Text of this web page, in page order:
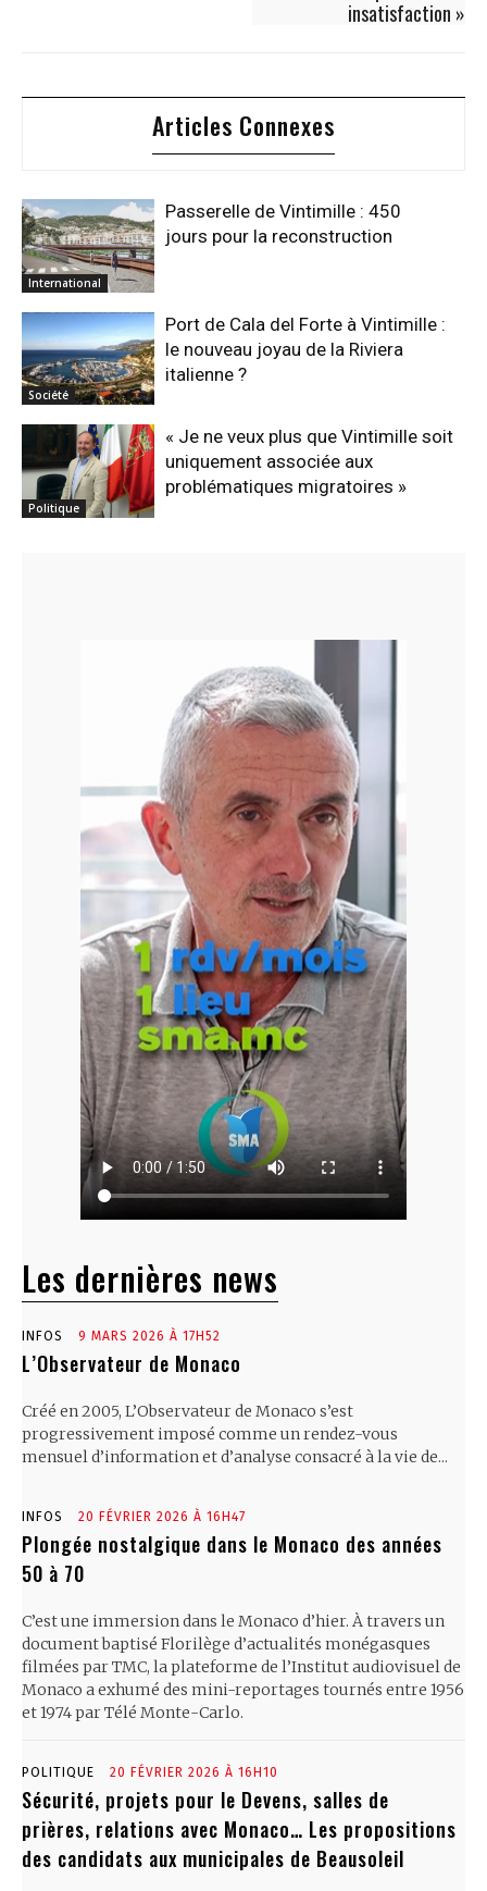
insatisfaction »
Articles Connexes
International
Passerelle de Vintimille : 450
jours pour la reconstruction
Société
Port de Cala del Forte à Vintimille :
le nouveau joyau de la Riviera
italienne ?
Politique
« Je ne veux plus que Vintimille soit
uniquement associée aux
problématiques migratoires »
Les dernières news
INFOS 9 MARS 2026 À 17H52
L’Observateur de Monaco
Créé en 2005, L’Observateur de Monaco s’est
progressivement imposé comme un rendez-vous
mensuel d’information et d’analyse consacré à la vie de...
INFOS 20 FÉVRIER 2026 À 16H47
Plongée nostalgique dans le Monaco des années
50 à 70
C’est une immersion dans le Monaco d’hier. À travers un
document baptisé Florilège d’actualités monégasques
filmées par TMC, la plateforme de l’Institut audiovisuel de
Monaco a exhumé des mini-reportages tournés entre 1956
et 1974 par Télé Monte-Carlo.
POLITIQUE 20 FÉVRIER 2026 À 16H10
Sécurité, projets pour le Devens, salles de
prières, relations avec Monaco… Les propositions
des candidats aux municipales de Beausoleil